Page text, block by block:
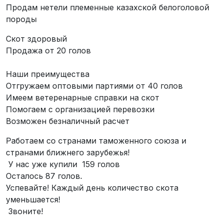
Продам нетели племенные казахской белоголовой
породы
Скот здоровый
Продажа от 20 голов
Наши преимущества
Отгружаем оптовыми партиями от 40 голов
Имеем ветеренарные справки на скот
Помогаем с организацией перевозки
Возможен безналичный расчет
Работаем со странами таможенного союза и
странами ближнего зарубежья!
У нас уже купили 159 голов
Осталось 87 голов.
Успевайте! Каждый день количество скота
уменьшается!
Звоните!